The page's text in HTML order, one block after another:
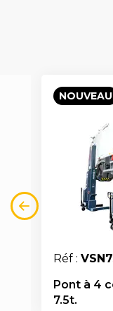
NOUVEAU
Réf :
Pont à 4
7.5t.